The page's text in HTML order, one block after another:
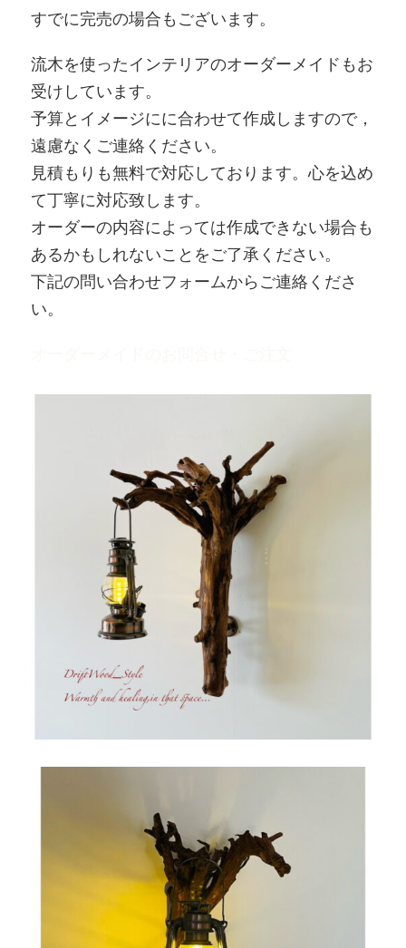
すでに完売の場合もございます。
流木を使ったインテリアのオーダーメイドもお
受けしています。
予算とイメージにに合わせて作成しますので，
遠慮なくご連絡ください。
見積もりも無料で対応しております。心を込め
て丁寧に対応致します。
オーダーの内容によっては作成できない場合も
あるかもしれないことをご了承ください。
下記の問い合わせフォームからご連絡くださ
い。